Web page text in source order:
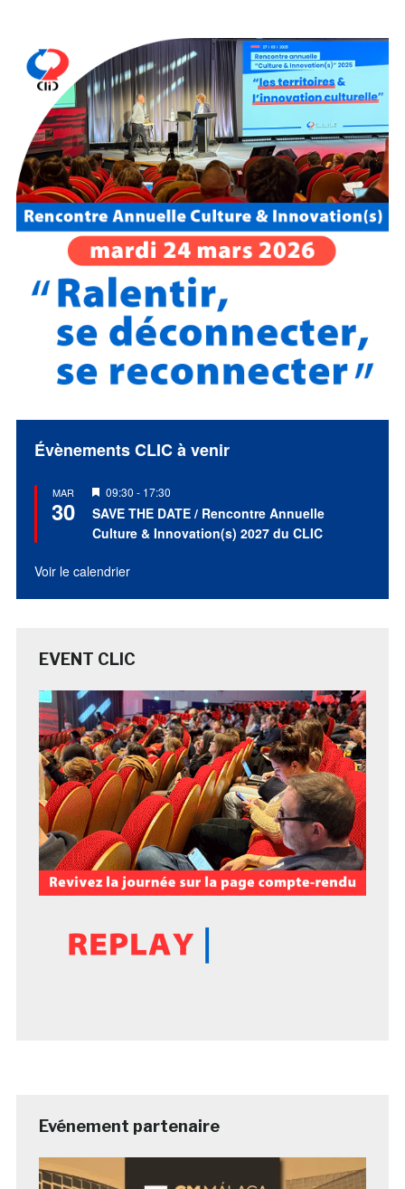
Évènements CLIC à venir
MAR
30
Mis
en
avant
09:30 - 17:30
SAVE THE DATE / Rencontre Annuelle
Culture & Innovation(s) 2027 du CLIC
Voir le calendrier
EVENT CLIC
Evénement partenaire